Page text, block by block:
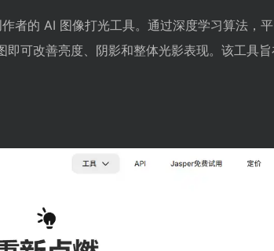
者的 AI 图像打光工具。通过深度学习算法，
可改善亮度、阴影和整体光影表现。该工具